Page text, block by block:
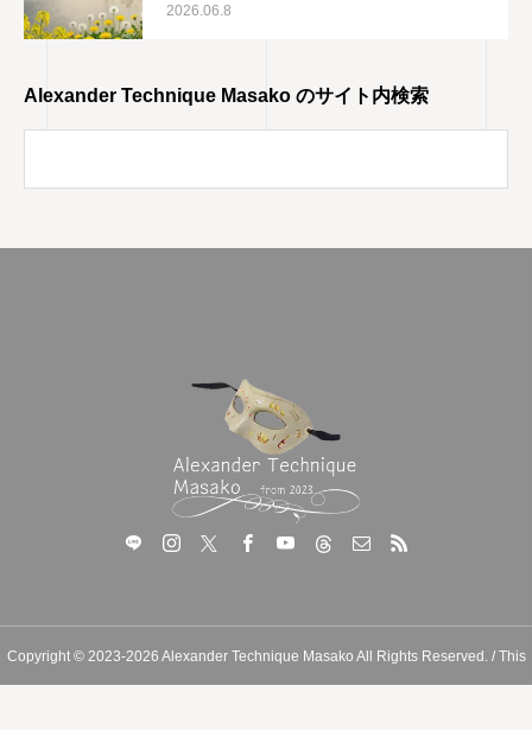
2026.06.8
Alexander Technique Masako のサイト内検索
Copyright © 2023-2026 Alexander Technique Masako All Rights Reserved. / This